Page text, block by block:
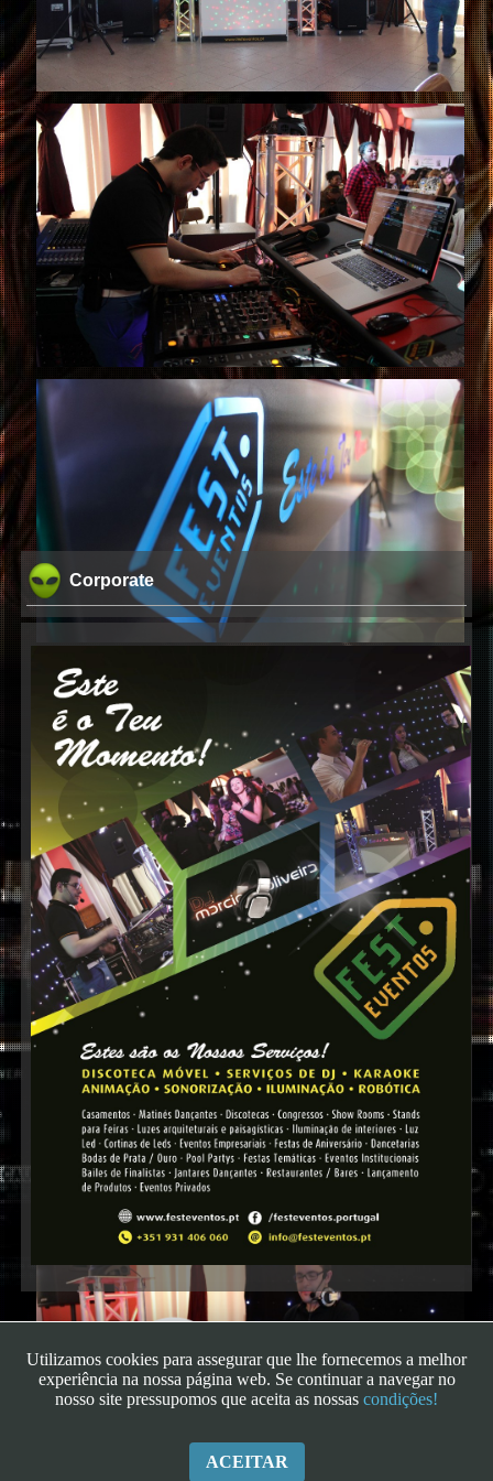
Karaoke
Corporate
Utilizamos cookies para assegurar que lhe fornecemos a melhor
experiência na nossa página web. Se continuar a navegar no
nosso site pressupomos que aceita as nossas condições!
ACEITAR